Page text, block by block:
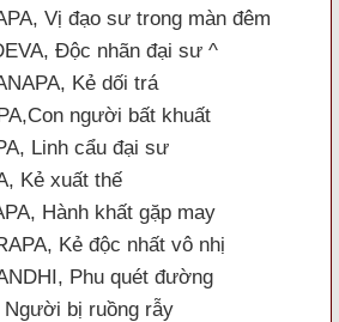
Vị đạo sư trong màn đêm
Ðộc nhãn đại sư ^
Kẻ dối trá
người bất khuất
Linh cẩu đại sư
Kẻ xuất thế
Hành khất gặp may
Kẻ độc nhất vô nhị
Phu quét đường
bị ruồng rẫy